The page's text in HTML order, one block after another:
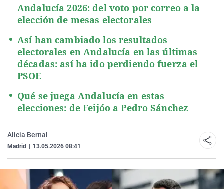
Andalucía 2026: del voto por correo a la
elección de mesas electorales
Así han cambiado los resultados
electorales en Andalucía en las últimas
décadas: así ha ido perdiendo fuerza el
PSOE
Qué se juega Andalucía en estas
elecciones: de Feijóo a Pedro Sánchez
Alicia Bernal
Madrid 13.05.2026 08:41